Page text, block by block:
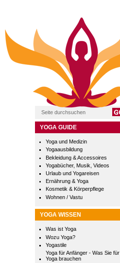
YOGA GUIDE
Yoga und Medizin
Yogaausbildung
Bekleidung & Accessoires
Yogabücher, Musik, Videos
Urlaub und Yogareisen
Ernährung & Yoga
Kosmetik & Körperpflege
Wohnen / Vastu
YOGA WISSEN
Was ist Yoga
Wozu Yoga?
Yogastile
Yoga für Anfänger - Was Sie für
Yoga brauchen